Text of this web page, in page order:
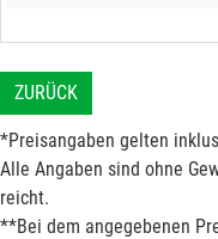
ZURÜCK
*Preisangaben gelten
Alle Angaben sind ohne
reicht.
**Bei dem angegebenen